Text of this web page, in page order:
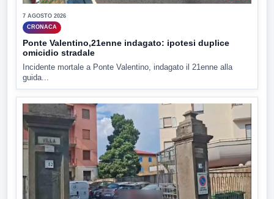
7 AGOSTO 2026
CRONACA
Ponte Valentino,21enne indagato: ipotesi duplice
omicidio stradale
Incidente mortale a Ponte Valentino, indagato il 21enne alla
guida...